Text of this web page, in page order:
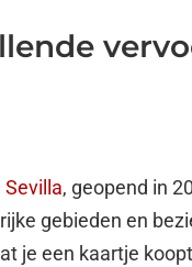
, geopend in
gebieden en
je een kaartje